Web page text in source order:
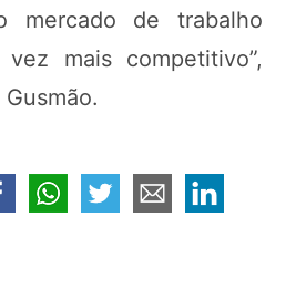
mercado de trabalho
mais competitivo”,